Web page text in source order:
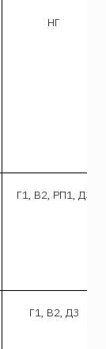
НГ
Г1, В2, РП1, Д3
Г1, В2, Д3